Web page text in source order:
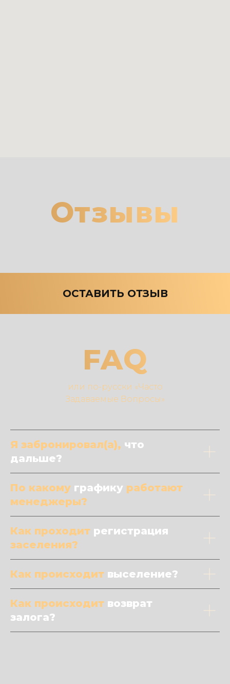
Отзывы
ОСТАВИТЬ ОТЗЫВ
FAQ
или по-русски «Часто
Задаваемые Вопросы»
Я забронировал(а), что
дальше?
По какому графику работают
менеджеры?
Как проходит регистрация
заселения?
Как происходит выселение?
Как происходит возврат
залога?